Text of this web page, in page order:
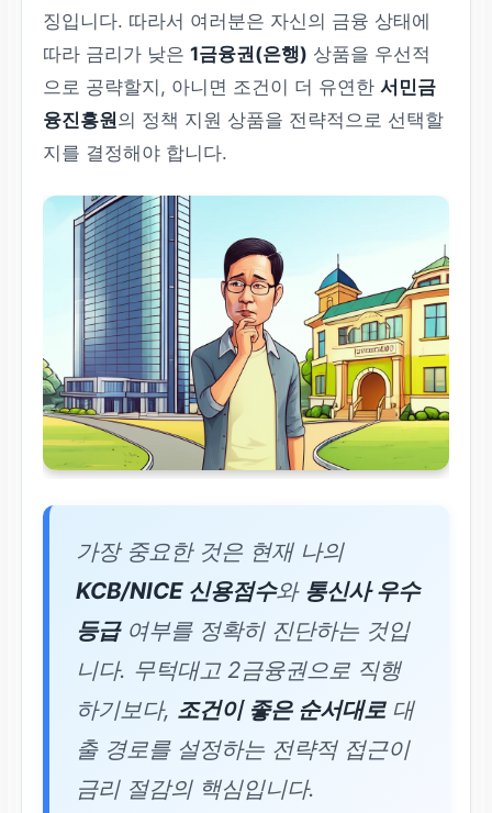
징입니다. 따라서 여러분은 자신의 금융 상태에
따라 금리가 낮은1금융권(은행) 상품을 우선적
으로 공략할지, 아니면 조건이 더 유연한서민금
융진흥원의 정책 지원 상품을 전략적으로 선택할
지를 결정해야 합니다.
가장 중요한 것은 현재 나의
KCB/NICE 신용점수와 통신사 우수
등급여부를 정확히 진단하는 것입
니다. 무턱대고 2금융권으로 직행
하기보다, 조건이 좋은 순서대로대
출 경로를 설정하는 전략적 접근이
금리 절감의 핵심입니다.